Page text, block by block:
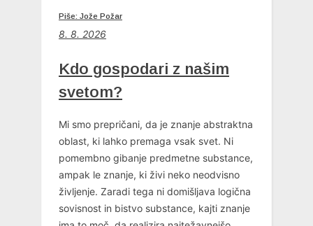
Piše: Jože Požar
8. 8. 2026
Kdo gospodari z našim
svetom?
Mi smo prepričani, da je znanje abstraktna
oblast, ki lahko premaga vsak svet. Ni
pomembno gibanje predmetne substance,
ampak le znanje, ki živi neko neodvisno
življenje. Zaradi tega ni domišljava logična
sovisnost in bistvo substance, kajti znanje